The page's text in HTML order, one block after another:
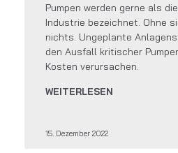
Pumpen werden gerne als
Industrie bezeichnet. Ohne
nichts. Ungeplante
den Ausfall kritischer
Kosten verursachen.
WEITERLESEN
15. Dezember 2022